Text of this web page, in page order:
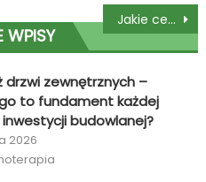
Jakie cechy powinien mieć profesjonalny psychiatra katowice?
WPISY
drzwi zewnętrznych –
to fundament każdej
budowlanej?
2026